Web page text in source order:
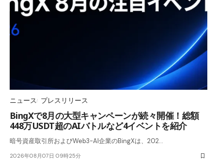
ニュース プレスリリース
BingXで8月の大型キャンペーンが続々開催！総額
448万USDT超のAIバトルなど4イベントを紹介
暗号資産取引所およびWeb3-AI企業のBingXは、202…
2026年08月07日 09時25分